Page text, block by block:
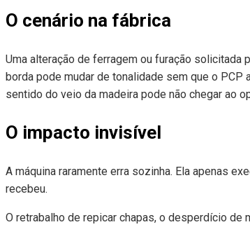
O cenário na fábrica
Uma alteração de ferragem ou furação
borda pode mudar de tonalidade sem que o PCP
sentido do veio da madeira pode não chegar ao
O impacto invisível
A máquina raramente erra sozinha. Ela apenas
recebeu.
O retrabalho de repicar chapas, o desperdício